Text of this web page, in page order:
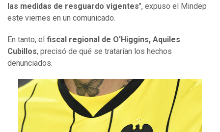
las medidas de resguardo vigentes", expuso el Mindep
este viernes en un comunicado.
En tanto, el fiscal regional de O'Higgins, Aquiles
Cubillos, precisó de qué se tratarían los hechos
denunciados.